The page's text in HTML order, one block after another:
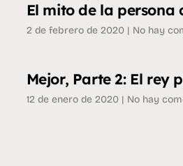
El mito de la persona
2 de febrero de 2020 No hay
Mejor, Parte 2: El rey
12 de enero de 2020 No hay